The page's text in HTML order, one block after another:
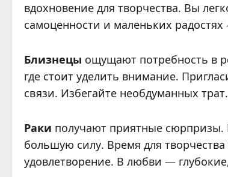
вдохновение для творчества. Вы
самоценности и маленьких
Близнецы ощущают потребность в
где стоит уделить внимание.
связи. Избегайте необдуманных трат.
Раки получают приятные сюрпризы.
большую силу. Время для
удовлетворение. В любви —